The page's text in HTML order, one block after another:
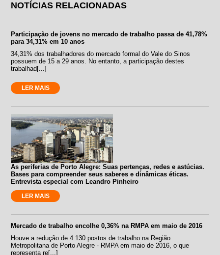
NOTÍCIAS RELACIONADAS
Participação de jovens no mercado de trabalho passa de 41,78%
para 34,31% em 10 anos
34,31% dos trabalhadores do mercado formal do Vale do Sinos
possuem de 15 a 29 anos. No entanto, a participação destes
trabalhad[...]
LER MAIS
As periferias de Porto Alegre: Suas pertenças, redes e astúcias.
Bases para compreender seus saberes e dinâmicas éticas.
Entrevista especial com Leandro Pinheiro
LER MAIS
Mercado de trabalho encolhe 0,36% na RMPA em maio de 2016
Houve a redução de 4.130 postos de trabalho na Região
Metropolitana de Porto Alegre - RMPA em maio de 2016, o que
representa re[...]